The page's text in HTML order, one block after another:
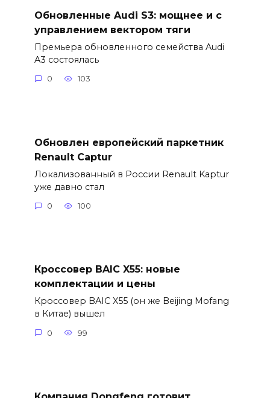
Обновленные Audi S3: мощнее и с
управлением вектором тяги
Премьера обновленного семейства Audi
A3 состоялась
0 103
Обновлен европейский паркетник
Renault Captur
Локализованный в России Renault Kaptur
уже давно стал
0 100
Кроссовер BAIC X55: новые
комплектации и цены
Кроссовер BAIC X55 (он же Beijing Mofang
в Китае) вышел
0 99